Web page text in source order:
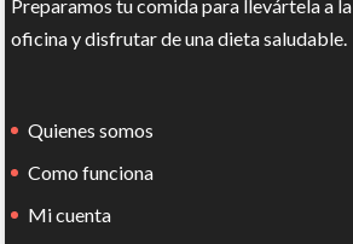
Preparamos tu comida para llevártela a la
oficina y disfrutar de una dieta saludable.
Quienes somos
Como funciona
Mi cuenta